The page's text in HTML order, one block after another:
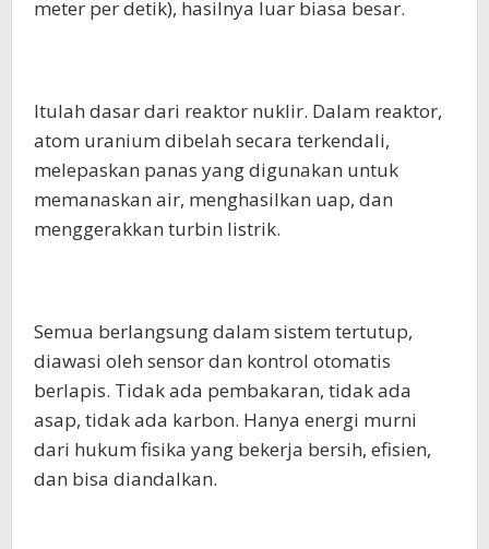
meter per detik), hasilnya luar biasa besar.
Itulah dasar dari reaktor nuklir. Dalam reaktor,
atom uranium dibelah secara terkendali,
melepaskan panas yang digunakan untuk
memanaskan air, menghasilkan uap, dan
menggerakkan turbin listrik.
Semua berlangsung dalam sistem tertutup,
diawasi oleh sensor dan kontrol otomatis
berlapis. Tidak ada pembakaran, tidak ada
asap, tidak ada karbon. Hanya energi murni
dari hukum fisika yang bekerja bersih, efisien,
dan bisa diandalkan.